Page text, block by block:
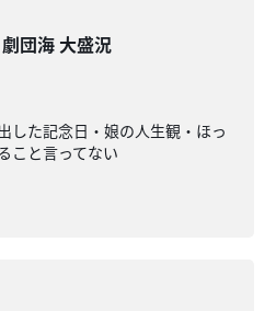
団海 大盛況
した記念日・娘の人生観・ほっ
こと言ってない